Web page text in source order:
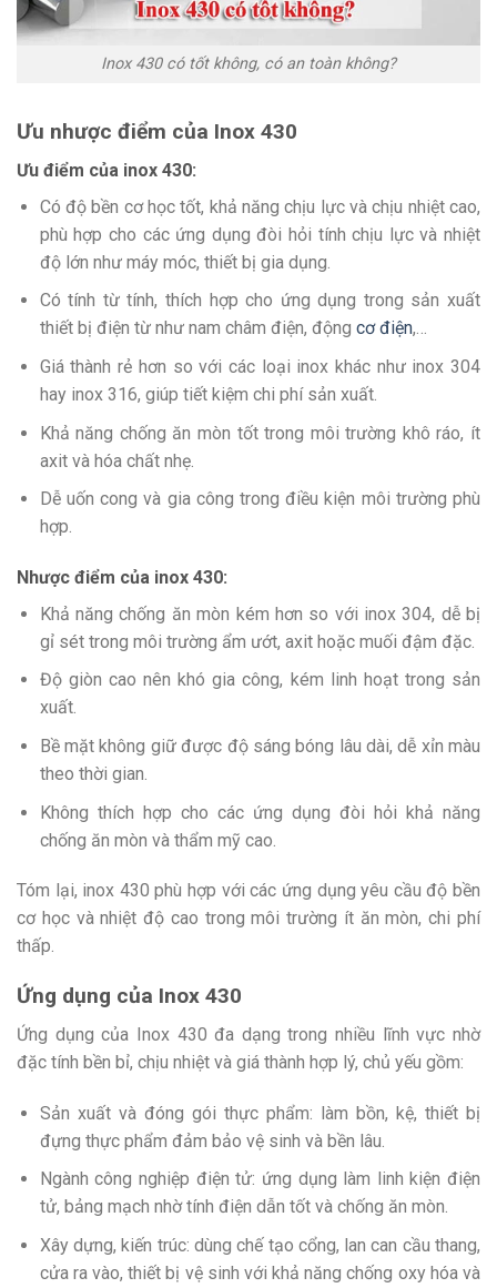
Inox 430 có tốt không, có an toàn không?
Ưu nhược điểm của Inox 430
Ưu điểm của inox 430:
Có độ bền cơ học tốt, khả năng chịu lực và chịu nhiệt cao,
phù hợp cho các ứng dụng đòi hỏi tính chịu lực và nhiệt
độ lớn như máy móc, thiết bị gia dụng.
Có tính từ tính, thích hợp cho ứng dụng trong sản xuất
thiết bị điện từ như nam châm điện, động cơ điện,…
Giá thành rẻ hơn so với các loại inox khác như inox 304
hay inox 316, giúp tiết kiệm chi phí sản xuất.
Khả năng chống ăn mòn tốt trong môi trường khô ráo, ít
axit và hóa chất nhẹ.
Dễ uốn cong và gia công trong điều kiện môi trường phù
hợp.
Nhược điểm của inox 430:
Khả năng chống ăn mòn kém hơn so với inox 304, dễ bị
gỉ sét trong môi trường ẩm ướt, axit hoặc muối đậm đặc.
Độ giòn cao nên khó gia công, kém linh hoạt trong sản
xuất.
Bề mặt không giữ được độ sáng bóng lâu dài, dễ xỉn màu
theo thời gian.
Không thích hợp cho các ứng dụng đòi hỏi khả năng
chống ăn mòn và thẩm mỹ cao.
Tóm lại, inox 430 phù hợp với các ứng dụng yêu cầu độ bền
cơ học và nhiệt độ cao trong môi trường ít ăn mòn, chi phí
thấp.
Ứng dụng của Inox 430
Ứng dụng của Inox 430 đa dạng trong nhiều lĩnh vực nhờ
đặc tính bền bỉ, chịu nhiệt và giá thành hợp lý, chủ yếu gồm:
Sản xuất và đóng gói thực phẩm: làm bồn, kệ, thiết bị
đựng thực phẩm đảm bảo vệ sinh và bền lâu.
Ngành công nghiệp điện tử: ứng dụng làm linh kiện điện
tử, bảng mạch nhờ tính điện dẫn tốt và chống ăn mòn.
Xây dựng, kiến trúc: dùng chế tạo cổng, lan can cầu thang,
cửa ra vào, thiết bị vệ sinh với khả năng chống oxy hóa và